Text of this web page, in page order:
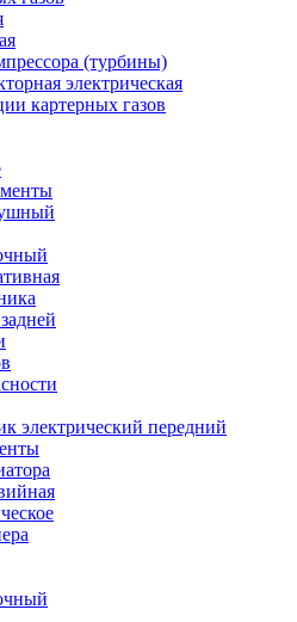
(турбины)
электрическая
картерных газов
электрический передний